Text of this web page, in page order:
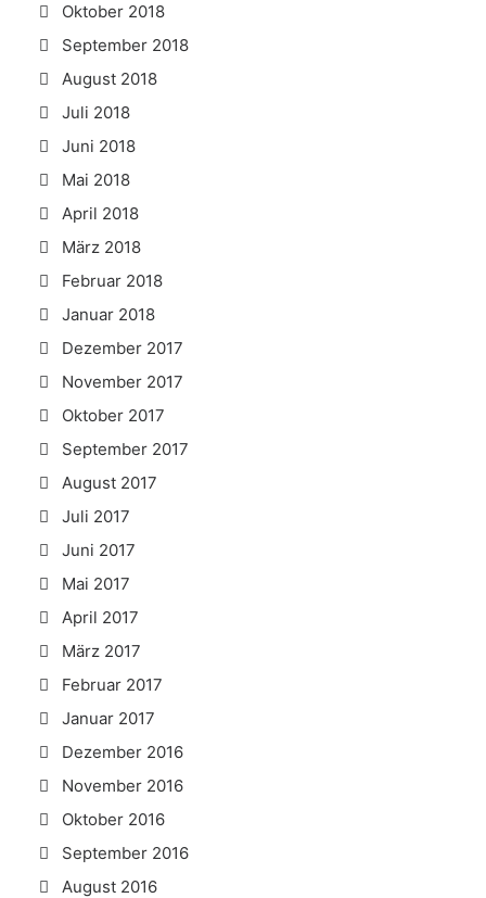
Oktober 2018
September 2018
August 2018
Juli 2018
Juni 2018
Mai 2018
April 2018
März 2018
Februar 2018
Januar 2018
Dezember 2017
November 2017
Oktober 2017
September 2017
August 2017
Juli 2017
Juni 2017
Mai 2017
April 2017
März 2017
Februar 2017
Januar 2017
Dezember 2016
November 2016
Oktober 2016
September 2016
August 2016